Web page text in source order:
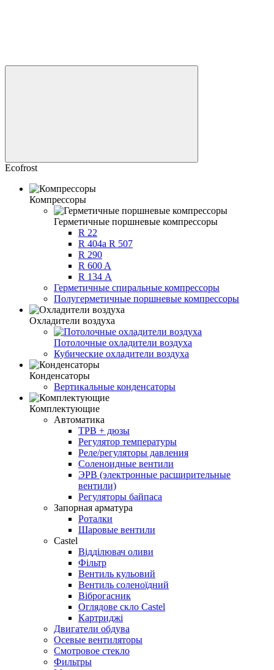
Ecofrost
Компрессоры
Герметичные поршневые компрессоры
R 22
R 404a R 507
R 290
R 600 A
R 134 А
Герметичные спиральные компрессоры
Полугерметичные поршневые компрессоры
Охладители воздуха
Потолочные охладители воздуха
Кубические охладители воздуха
Конденсаторы
Вертикальные конденсаторы
Комплектующие
Автоматика
ТРВ + дюзы
Регулятор температуры
Реле/регуляторы давления
Соленоидные вентили
ЭРВ (электронные расширительные
вентили)
Регуляторы байпаса
Запорная арматура
Роталки
Шаровые вентили
Castel
Відділювач оливи
Фільтр
Вентиль кульовий
Вентиль соленоїдний
Віброгасник
Оглядове скло Castel
Картриджі
Двигатели обдува
Осевые вентиляторы
Смотровое стекло
Фильтры